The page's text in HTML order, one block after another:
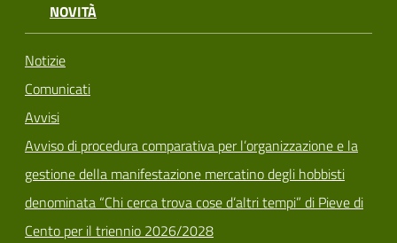
NOVITÀ
Notizie
Comunicati
Avvisi
Avviso di procedura comparativa per l’organizzazione e la
gestione della manifestazione mercatino degli hobbisti
denominata “Chi cerca trova cose d’altri tempi” di Pieve di
Cento per il triennio 2026/2028